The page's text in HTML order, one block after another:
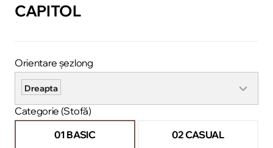
CAPITOL
Orientare șezlong
Dreapta
Categorie (Stofă)
01 BASIC
02 CASUAL